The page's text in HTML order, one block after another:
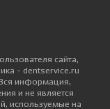
сайта,
- dentservice.ru
информация,
и не является
используемые на